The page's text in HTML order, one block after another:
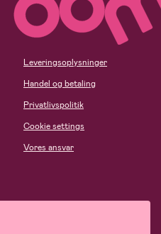
Leveringsoplysninger
Handel og betaling
Privatlivspolitik
Cookie settings
Vores ansvar